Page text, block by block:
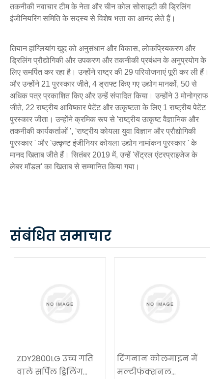
तकनीकी नवाचार टीम के नेता और चीन कोल सोसाइटी की ड्रिलिंग
इंजीनियरिंग समिति के सदस्य से विशेष भत्ता का आनंद लेते हैं।
तियान हांग्लियांगखुद को अनुसंधान और विकास, लोकप्रियकरण और
ड्रिलिंग प्रौद्योगिकी और उपकरण और तकनीकी प्रबंधन के अनुप्रयोग के
लिए समर्पित कर रहा है। उन्होंने राष्ट्र की 29 परियोजनाएं पूरी कर ली हैं।
और उन्होंने 21 पुरस्कार जीते, 4 ड्राफ्ट किए गए उद्योग मानकों, 50 से
अधिक पत्र प्रकाशित किए और उन्हें संपादित किया। उन्होंने 3 मोनोग्राफ
जीते, 22 राष्ट्रीय आविष्कार पेटेंट और उत्कृष्टता के लिए 1 राष्ट्रीय पेटेंट
पुरस्कार जीता। उन्होंने क्रमिक रूप से 'राष्ट्रीय उत्कृष्ट वैज्ञानिक और
तकनीकी कार्यकर्ताओं ', 'राष्ट्रीय कोयला युवा विज्ञान और प्रौद्योगिकी
पुरस्कार ' और 'उत्कृष्ट इंजीनियर कोयला उद्योग नामांकन पुरस्कार ' के
मानद खिताब जीते हैं। सितंबर 2019 में, उन्हें 'सेंट्रल एंटरप्राइजेज के
लेबर मॉडल' का खिताब से सम्मानित किया गया।
संबंधित समाचार
ZDY2800LG उच्च गति
वाले सर्पिल ड्रिलिंग
टिंगनान कोलमाइन में
मल्टीफंक्शनल